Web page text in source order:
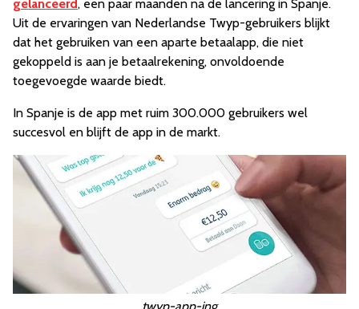
gelanceerd, een paar maanden na de lancering in Spanje.
Uit de ervaringen van Nederlandse Twyp-gebruikers blijkt
dat het gebruiken van een aparte betaalapp, die niet
gekoppeld is aan je betaalrekening, onvoldoende
toegevoegde waarde biedt.
In Spanje is de app met ruim 300.000 gebruikers wel
succesvol en blijft de app in de markt.